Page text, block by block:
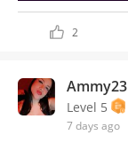
2
Ammy23
Level 5
7 days ago